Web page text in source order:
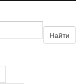
Найти